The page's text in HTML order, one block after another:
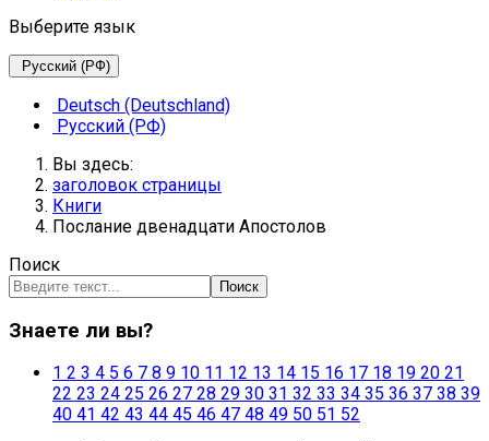
Выберите язык
Русский (РФ)
Deutsch (Deutschland)
Русский (РФ)
Вы здесь:
заголовок страницы
Книги
Послание двенадцати Апостолов
Поиск
Поиск
Знаете ли вы?
1 2 3 4 5 6 7 8 9 10 11 12 13 14 15 16 17 18 19 20 21
22 23 24 25 26 27 28 29 30 31 32 33 34 35 36 37 38 39
40 41 42 43 44 45 46 47 48 49 50 51 52